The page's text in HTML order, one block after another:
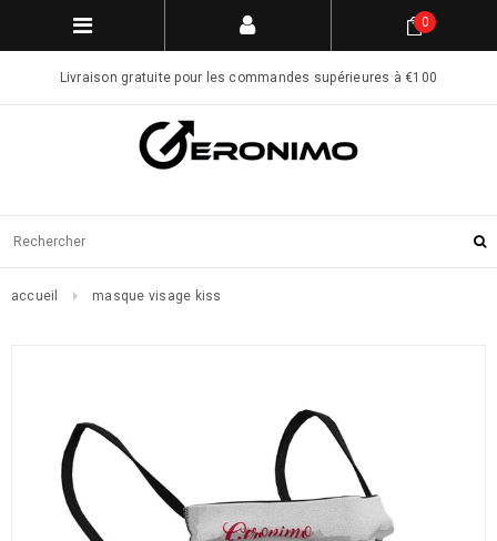
Livraison gratuite pour les commandes supérieures à €100
0
accueil masque visage kiss